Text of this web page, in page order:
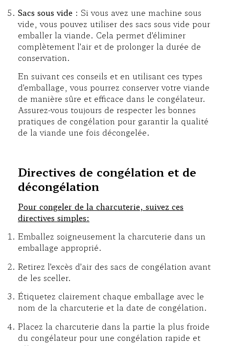
Sacs sous vide : Si vous avez une machine sous
vide, vous pouvez utiliser des sacs sous vide pour
emballer la viande. Cela permet d’éliminer
complètement l’air et de prolonger la durée de
conservation.
En suivant ces conseils et en utilisant ces types
d’emballage, vous pourrez conserver votre viande
de manière sûre et efficace dans le congélateur.
Assurez-vous toujours de respecter les bonnes
pratiques de congélation pour garantir la qualité
de la viande une fois décongelée.
Directives de congélation et de
décongélation
Pour congeler de la charcuterie, suivez ces
directives simples:
Emballez soigneusement la charcuterie dans un
emballage approprié.
Retirez l’excès d’air des sacs de congélation avant
de les sceller.
Étiquetez clairement chaque emballage avec le
nom de la charcuterie et la date de congélation.
Placez la charcuterie dans la partie la plus froide
du congélateur pour une congélation rapide et